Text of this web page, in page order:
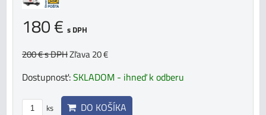
180 € s DPH
200 €s DPHZľava 20 €
Dostupnosť:SKLADOM - ihneď k odberu
ks DO KOŠÍKA